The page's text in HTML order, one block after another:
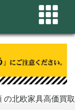
の北欧家具高価買取